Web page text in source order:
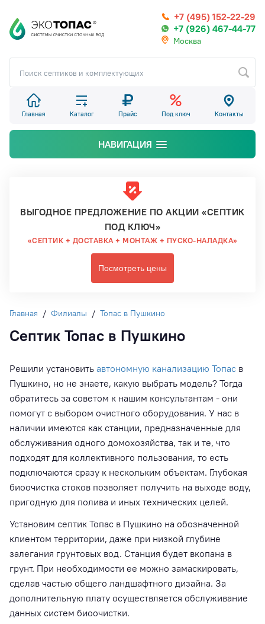
+7 (495) 152-22-29
+7 (926) 467-44-77
Москва
Главная Каталог Прайс Под ключ Контакты
НАВИГАЦИЯ
ВЫГОДНОЕ ПРЕДЛОЖЕНИЕ ПО АКЦИИ «СЕПТИК
ПОД КЛЮЧ»
«СЕПТИК + ДОСТАВКА + МОНТАЖ + ПУСКО-НАЛАДКА»
Посмотреть цены
Главная / Филиалы / Топас в Пушкино
Септик Топас в Пушкино
Решили установить автономную канализацию Топас в
Пушкино, но не знаете, какую выбрать модель? Тогда
обратитесь за советом к нашим консультантам - они
помогут с выбором очистного оборудования. У нас в
наличии имеются как станции, предназначенные для
обслуживания одного домохозяйства, так и те, что
подходят для коллективного пользования, то есть
подключаются сразу к нескольким объектам. Глубокая
биоочистка стоков позволяет получить на выходе воду,
пригодную для полива и иных технических целей.
Установим септик Топас в Пушкино на обозначенной
клиентом территории, даже при низкой глубине
залегания грунтовых вод. Станция будет вкопана в
грунт. При необходимости ее можно замаскировать,
сделав частью общего ландшафтного дизайна. За
дополнительную плату осуществляется обслуживание
данных систем биоочистки.